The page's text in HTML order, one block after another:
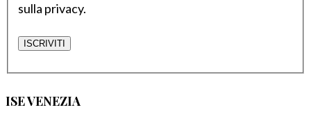
sulla privacy.
ISE VENEZIA